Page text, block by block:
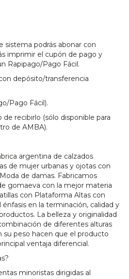
sistema podrás abonar con
imprimir el cupón de pago y
Rapipago/Pago Fácil.
depósito/transferencia
Pago Fácil).
recibirlo (sólo disponible para
de AMBA).
argentina de calzados
de mujer urbanas y ojotas con
de damas. Fabricamos
gomaeva con la mejor materia
con Plataforma Altas con
en la terminación, calidad y
La belleza y originalidad
de diferentes alturas
su peso hacen que el producto
ventaja diferencial.
minoristas dirigidas al